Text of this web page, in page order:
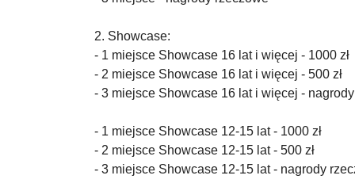
2. Showcase:
- 1 miejsce Showcase 16 lat i więcej - 1000 zł
- 2 miejsce Showcase 16 lat i więcej - 500 zł
- 3 miejsce Showcase 16 lat i więcej -
- 1 miejsce Showcase 12-15 lat - 1000 zł
- 2 miejsce Showcase 12-15 lat - 500 zł
- 3 miejsce Showcase 12-15 lat - nagrody